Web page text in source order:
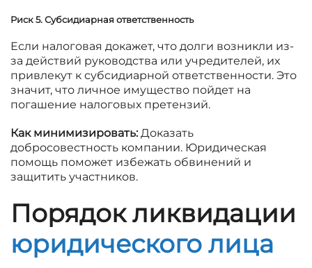
Риск 5. Субсидиарная ответственность
Если налоговая докажет, что долги возникли из-
за действий руководства или учредителей, их
привлекут к субсидиарной ответственности. Это
значит, что личное имущество пойдет на
погашение налоговых претензий.
Как минимизировать:Доказать
добросовестность компании. Юридическая
помощь поможет избежать обвинений и
защитить участников.
Порядок ликвидации
юридического лица